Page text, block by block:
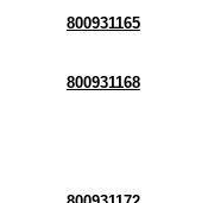
800931165
800931168